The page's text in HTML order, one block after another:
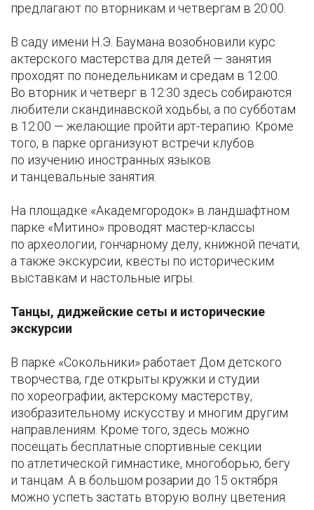
предлагают по вторникам и четвергам в 20:00.
В саду имени Н.Э. Баумана возобновили курс
актерского мастерства для детей — занятия
проходят по понедельникам и средам в 12:00.
Во вторник и четверг в 12:30 здесь собираются
любители скандинавской ходьбы, а по субботам
в 12:00 — желающие пройти арт-терапию. Кроме
того, в парке организуют встречи клубов
по изучению иностранных языков
и танцевальные занятия.
На площадке «Академгородок» в ландшафтном
парке «Митино» проводят мастер-классы
по археологии, гончарному делу, книжной печати,
а также экскурсии, квесты по историческим
выставкам и настольные игры.
Танцы, диджейские сеты и исторические
экскурсии
В парке «Сокольники» работает Дом детского
творчества, где открыты кружки и студии
по хореографии, актерскому мастерству,
изобразительному искусству и многим другим
направлениям. Кроме того, здесь можно
посещать бесплатные спортивные секции
по атлетической гимнастике, многоборью, бегу
и танцам. А в большом розарии до 15 октября
можно успеть застать вторую волну цветения